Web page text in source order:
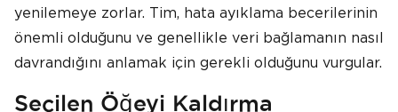
yenilemeye zorlar. Tim, hata ayıklama becerilerinin
önemli olduğunu ve genellikle veri bağlamanın nasıl
davrandığını anlamak için gerekli olduğunu vurgular.
Seçilen Öğeyi Kaldırma